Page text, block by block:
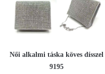
Női alkalmi táska köves dísszel
9195